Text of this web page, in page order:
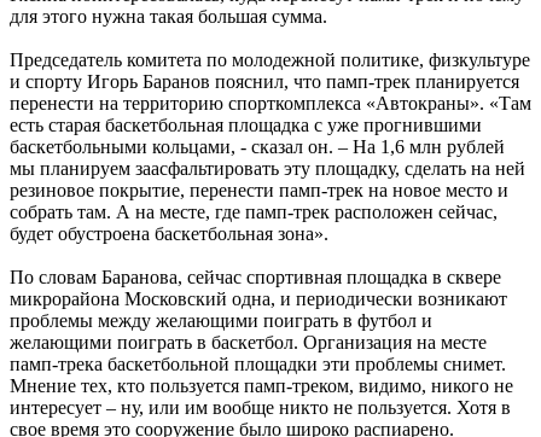
для этого нужна такая большая сумма.
Председатель комитета по молодежной политике, физкультуре
и спорту Игорь Баранов пояснил, что памп-трек планируется
перенести на территорию спорткомплекса «Автокраны». «Там
есть старая баскетбольная площадка с уже прогнившими
баскетбольными кольцами, - сказал он. – На 1,6 млн рублей
мы планируем заасфальтировать эту площадку, сделать на ней
резиновое покрытие, перенести памп-трек на новое место и
собрать там. А на месте, где памп-трек расположен сейчас,
будет обустроена баскетбольная зона».
По словам Баранова, сейчас спортивная площадка в сквере
микрорайона Московский одна, и периодически возникают
проблемы между желающими поиграть в футбол и
желающими поиграть в баскетбол. Организация на месте
памп-трека баскетбольной площадки эти проблемы снимет.
Мнение тех, кто пользуется памп-треком, видимо, никого не
интересует – ну, или им вообще никто не пользуется. Хотя в
свое время это сооружение было широко распиарено.